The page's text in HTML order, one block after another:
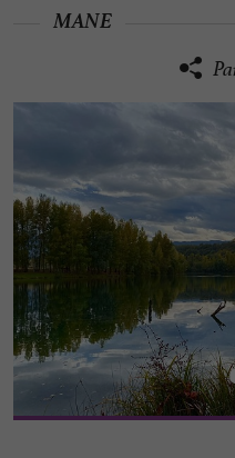
MANE